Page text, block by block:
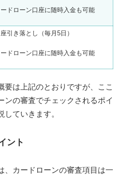
ードローン口座に随時入金も可能
座引き落とし（毎月5日）
ードローン口座に随時入金も可能
要は上記のとおりですが、ここ
ンの審査でチェックされるポイ
していきます。
ント
、カードローンの審査項目は一